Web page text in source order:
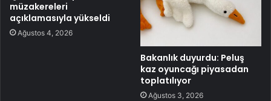
müzakereleri
açıklamasıyla yükseldi
Ağustos 4, 2026
Bakanlık duyurdu: Peluş
kaz oyuncağı piyasadan
toplatılıyor
Ağustos 3, 2026